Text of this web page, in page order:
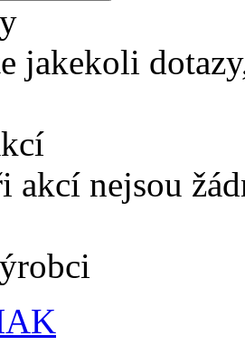
jakekoli
akcí nejsou